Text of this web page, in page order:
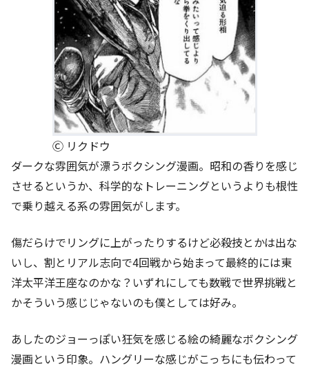
Ⓒ リクドウ
ダークな雰囲気が漂うボクシング漫画。昭和の香りを感じ
させるというか、科学的なトレーニングというよりも根性
で乗り越える系の雰囲気がします。
傷だらけでリングに上がったりするけど必殺技とかは出な
いし、割とリアル志向で4回戦から始まって最終的には東
洋太平洋王座なのかな？いずれにしても数戦で世界挑戦と
かそういう感じじゃないのも僕としては好み。
あしたのジョーっぽい狂気を感じる絵の綺麗なボクシング
漫画という印象。ハングリーな感じがこっちにも伝わって